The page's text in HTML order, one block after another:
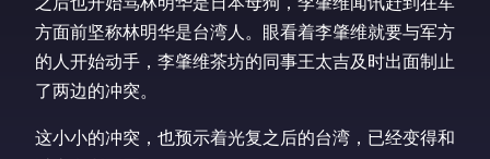
方面前坚称林明华是台湾人。眼看着李肇维就要与军方
的人开始动手，李肇维茶坊的同事王太吉及时出面制止
了两边的冲突。
这小小的冲突，也预示着光复之后的台湾，已经变得和